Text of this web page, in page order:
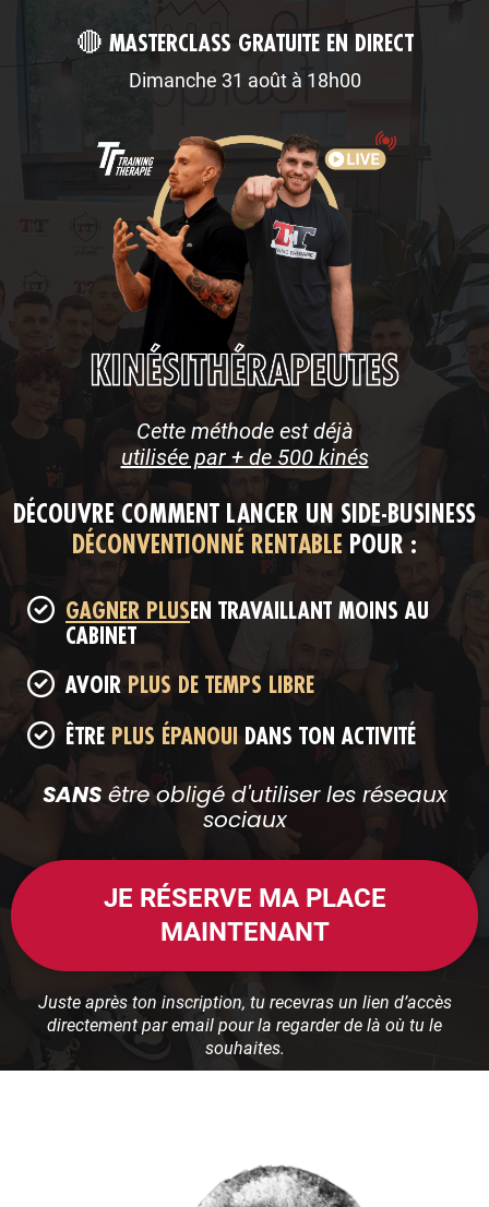
🔴 MASTERCLASS GRATUITE EN DIRECT
Dimanche 31 août à 18h00
Cette méthode est déjà
utilisée par + de 500 kinés
DÉCOUVRE COMMENT LANCER UN SIDE-BUSINESS
DÉCONVENTIONNÉ RENTABLE POUR :
GAGNER PLUSEN TRAVAILLANT MOINS AU
CABINET
AVOIR PLUS DE TEMPS LIBRE
ÊTRE PLUS ÉPANOUIDANS TON ACTIVITÉ
SANSêtre obligé d'utiliser les réseaux
sociaux
JE RÉSERVE MA PLACE
MAINTENANT
Juste après ton inscription, tu recevras un lien d’accès
directement par email pour la regarder de là où tu le
souhaites.